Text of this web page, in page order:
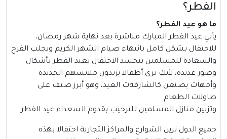
الفطر؟
ما هو عيد الفطر؟
يأتي عيد الفطرالمبارك مباشرة بعد نهاية شهر رمضان،
للاحتفال بشكل كامل بانتهاء صيام الشهر الكريم ويجلب الفرح
والسعادة للمسلمين يتجسد الاحتفال بعيد الفطر بأشكال
وصور عديدة، لأنك ترى أطفالا يرتدون ملابسهم الجديدة
وأمهات يصنعن كالشارقةت العيد، وهو أبرز ضيف على
طاولات الطعام
وتزيين منازل المسلمين للترحيب بقدوم السعداء عيد الفطر
جميع الدول تزين الشوارع والمراكز التجارية احتفالا بهذه